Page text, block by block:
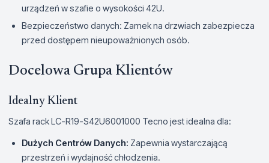
urządzeń w szafie o wysokości 42U.
Bezpieczeństwo danych: Zamek na drzwiach zabezpiecza
przed dostępem nieupoważnionych osób.
Docelowa Grupa Klientów
Idealny Klient
Szafa rack LC-R19-S42U6001000 Tecno jest idealna dla:
Dużych Centrów Danych: Zapewnia wystarczającą
przestrzeń i wydajność chłodzenia.